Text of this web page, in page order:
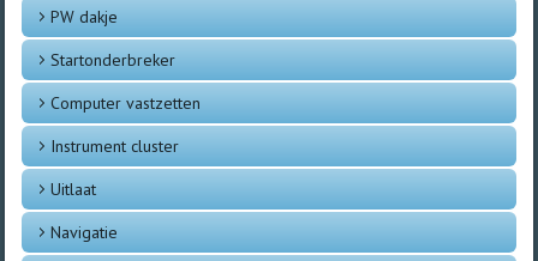
PW dakje
Startonderbreker
Computer vastzetten
Instrument cluster
Uitlaat
Navigatie